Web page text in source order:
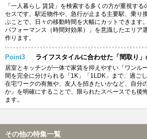
「一人暮らし 賃貸」を検索する多くの方が重視する
セスです。駅近物件や、急行が止まる主要駅、乗り
ぶことで、日々の移動時間を大幅にカットできます
パフォーマンス（時間対効果）」を意識したエリア
作ります。
Point3 ライフスタイルに合わせた「間取り
居室とキッチンが一体で家賃を抑えやすい「ワンル
間を完全に分けられる「1K」「1LDK」まで、過ご
在宅ワークの有無や、友人を招きたいかなど、自分
か」を明確にすることで、限られたスペースでも後
ます。
その他の特集一覧